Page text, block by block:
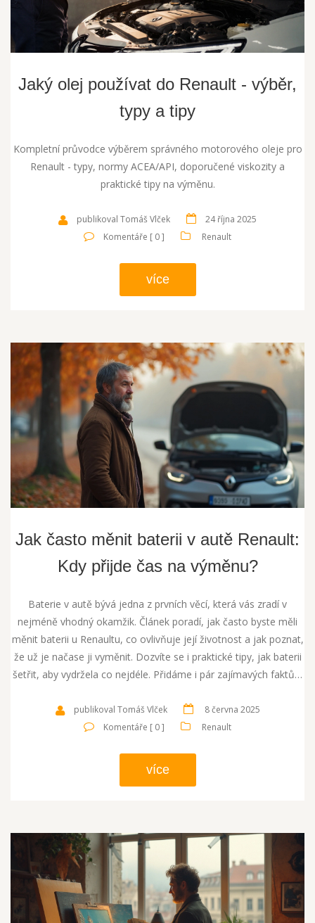
Jaký olej používat do Renault - výběr,
typy a tipy
Kompletní průvodce výběrem správného motorového oleje pro
Renault - typy, normy ACEA/API, doporučené viskozity a
praktické tipy na výměnu.
publikoval Tomáš Vlček
24 října 2025
Komentáře [ 0 ]
Renault
více
Jak často měnit baterii v autě Renault:
Kdy přijde čas na výměnu?
Baterie v autě bývá jedna z prvních věcí, která vás zradí v
nejméně vhodný okamžik. Článek poradí, jak často byste měli
měnit baterii u Renaultu, co ovlivňuje její životnost a jak poznat,
že už je načase ji vyměnit. Dozvíte se i praktické tipy, jak baterii
šetřit, aby vydržela co nejdéle. Přidáme i pár zajímavých faktů a
publikoval Tomáš Vlček
8 června 2025
Komentáře [ 0 ]
Renault
více